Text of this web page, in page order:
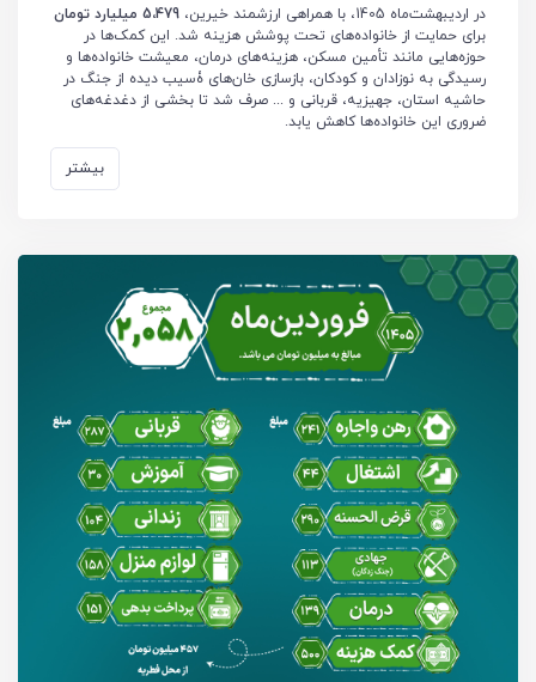
در اردیبهشت‌ماه 1405، با همراهی ارزشمند خیرین،
5،479 میلیارد تومان
برای حمایت از خانواده‌های تحت پوشش هزینه شد. این کمک‌ها در
حوزه‌هایی مانند تأمین مسکن، هزینه‌های درمان، معیشت خانواده‌ها و
رسیدگی به نوزادان و کودکان، بازسازی خان‌های ۀسیب دیده از جنگ در
حاشیه استان، جهیزیه، قربانی و ... صرف شد تا بخشی از دغدغه‌های
ضروری این خانواده‌ها کاهش یابد.
بیشتر